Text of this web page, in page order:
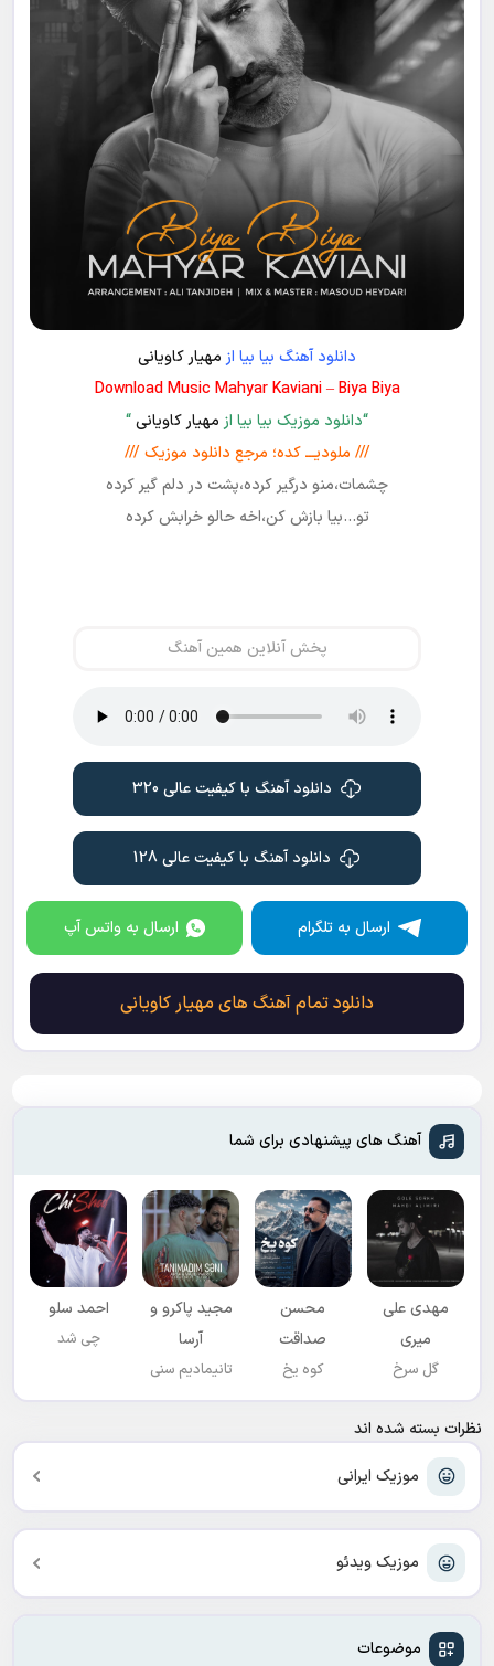
موزیک ایرانی
موزیک ویدئو
موضوعات
دانلود آهنگ بیا بیا از مهیار کاویانی
Download Music Mahyar Kaviani – Biya Biya
“دانلود موزیک بیا بیا از مهیار کاویانی“
/// ملودیـــ کده؛ مرجع دانلود موزیک ///
چشمات،منو درگیر کرده،پشت در دلم گیر کرده
تو…بیا بازش کن،اخه حالو خرابش کرده
پخش آنلاین همین آهنگ
دانلود آهنگ با کیفیت عالی 320
دانلود آهنگ با کیفیت عالی 128
ارسال به تلگرام ارسال به واتس آپ
دانلود تمام آهنگ های مهیار کاویانی
آهنگ های پیشنهادی برای شما
مهدی علی
میری
گل سرخ
محسن
صداقت
کوه یخ
مجید پاکرو و
آرسا
تانیمادیم سنی
احمد سلو
چی شد
نظرات بسته شده اند